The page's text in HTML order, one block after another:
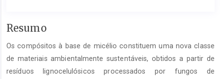
Conteúdo
artigo
principal
Resumo
Os compósitos à base de micélio constituem uma nova classe
de materiais ambientalmente sustentáveis, obtidos a partir de
resíduos lignocelulósicos processados por fungos de